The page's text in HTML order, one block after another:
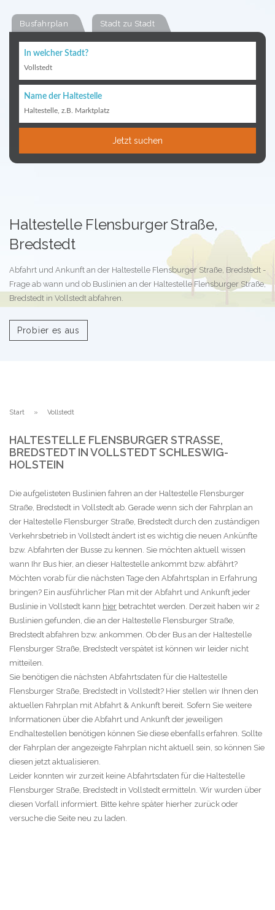
Busfahrplan Stadt zu Stadt
In welcher Stadt?
Vollstedt
Name der Haltestelle
Haltestelle, z.B. Marktplatz
Jetzt suchen
Haltestelle Flensburger Straße,
Bredstedt
Abfahrt und Ankunft an der Haltestelle Flensburger Straße, Bredstedt -
Frage ab wann und ob Buslinien an der Haltestelle Flensburger Straße,
Bredstedt in Vollstedt abfahren.
Probier es aus
Start Vollstedt
HALTESTELLE FLENSBURGER STRASSE, B
REDSTEDT IN VOLLSTEDT SCHLESWIG-H
OLSTEIN
Die aufgelisteten Buslinien fahren an der Haltestelle Flensburger
Straße, Bredstedt in Vollstedt ab. Gerade wenn sich der Fahrplan an
der Haltestelle Flensburger Straße, Bredstedt durch den zuständigen
Verkehrsbetrieb in Vollstedt ändert ist es wichtig die neuen Ankünfte
bzw. Abfahrten der Busse zu kennen. Sie möchten aktuell wissen
wann Ihr Bus hier, an dieser Haltestelle ankommt bzw. abfährt?
Möchten vorab für die nächsten Tage den Abfahrtsplan in Erfahrung
bringen? Ein ausführlicher Plan mit der Abfahrt und Ankunft jeder
Buslinie in Vollstedt kann hier betrachtet werden. Derzeit haben wir 2
Buslinien gefunden, die an der Haltestelle Flensburger Straße,
Bredstedt abfahren bzw. ankommen. Ob der Bus an der Haltestelle
Flensburger Straße, Bredstedt verspätet ist können wir leider nicht
mitteilen.
Sie benötigen die nächsten Abfahrtsdaten für die Haltestelle
Flensburger Straße, Bredstedt in Vollstedt? Hier stellen wir Ihnen den
aktuellen Fahrplan mit Abfahrt & Ankunft bereit. Sofern Sie weitere
Informationen über die Abfahrt und Ankunft der jeweiligen
Endhaltestellen benötigen können Sie diese ebenfalls erfahren. Sollte
der Fahrplan der angezeigte Fahrplan nicht aktuell sein, so können Sie
diesen jetzt aktualisieren.
Leider konnten wir zurzeit keine Abfahrtsdaten für die Haltestelle
Flensburger Straße, Bredstedt in Vollstedt ermitteln. Wir wurden über
diesen Vorfall informiert. Bitte kehre später hierher zurück oder
versuche die Seite neu zu laden.